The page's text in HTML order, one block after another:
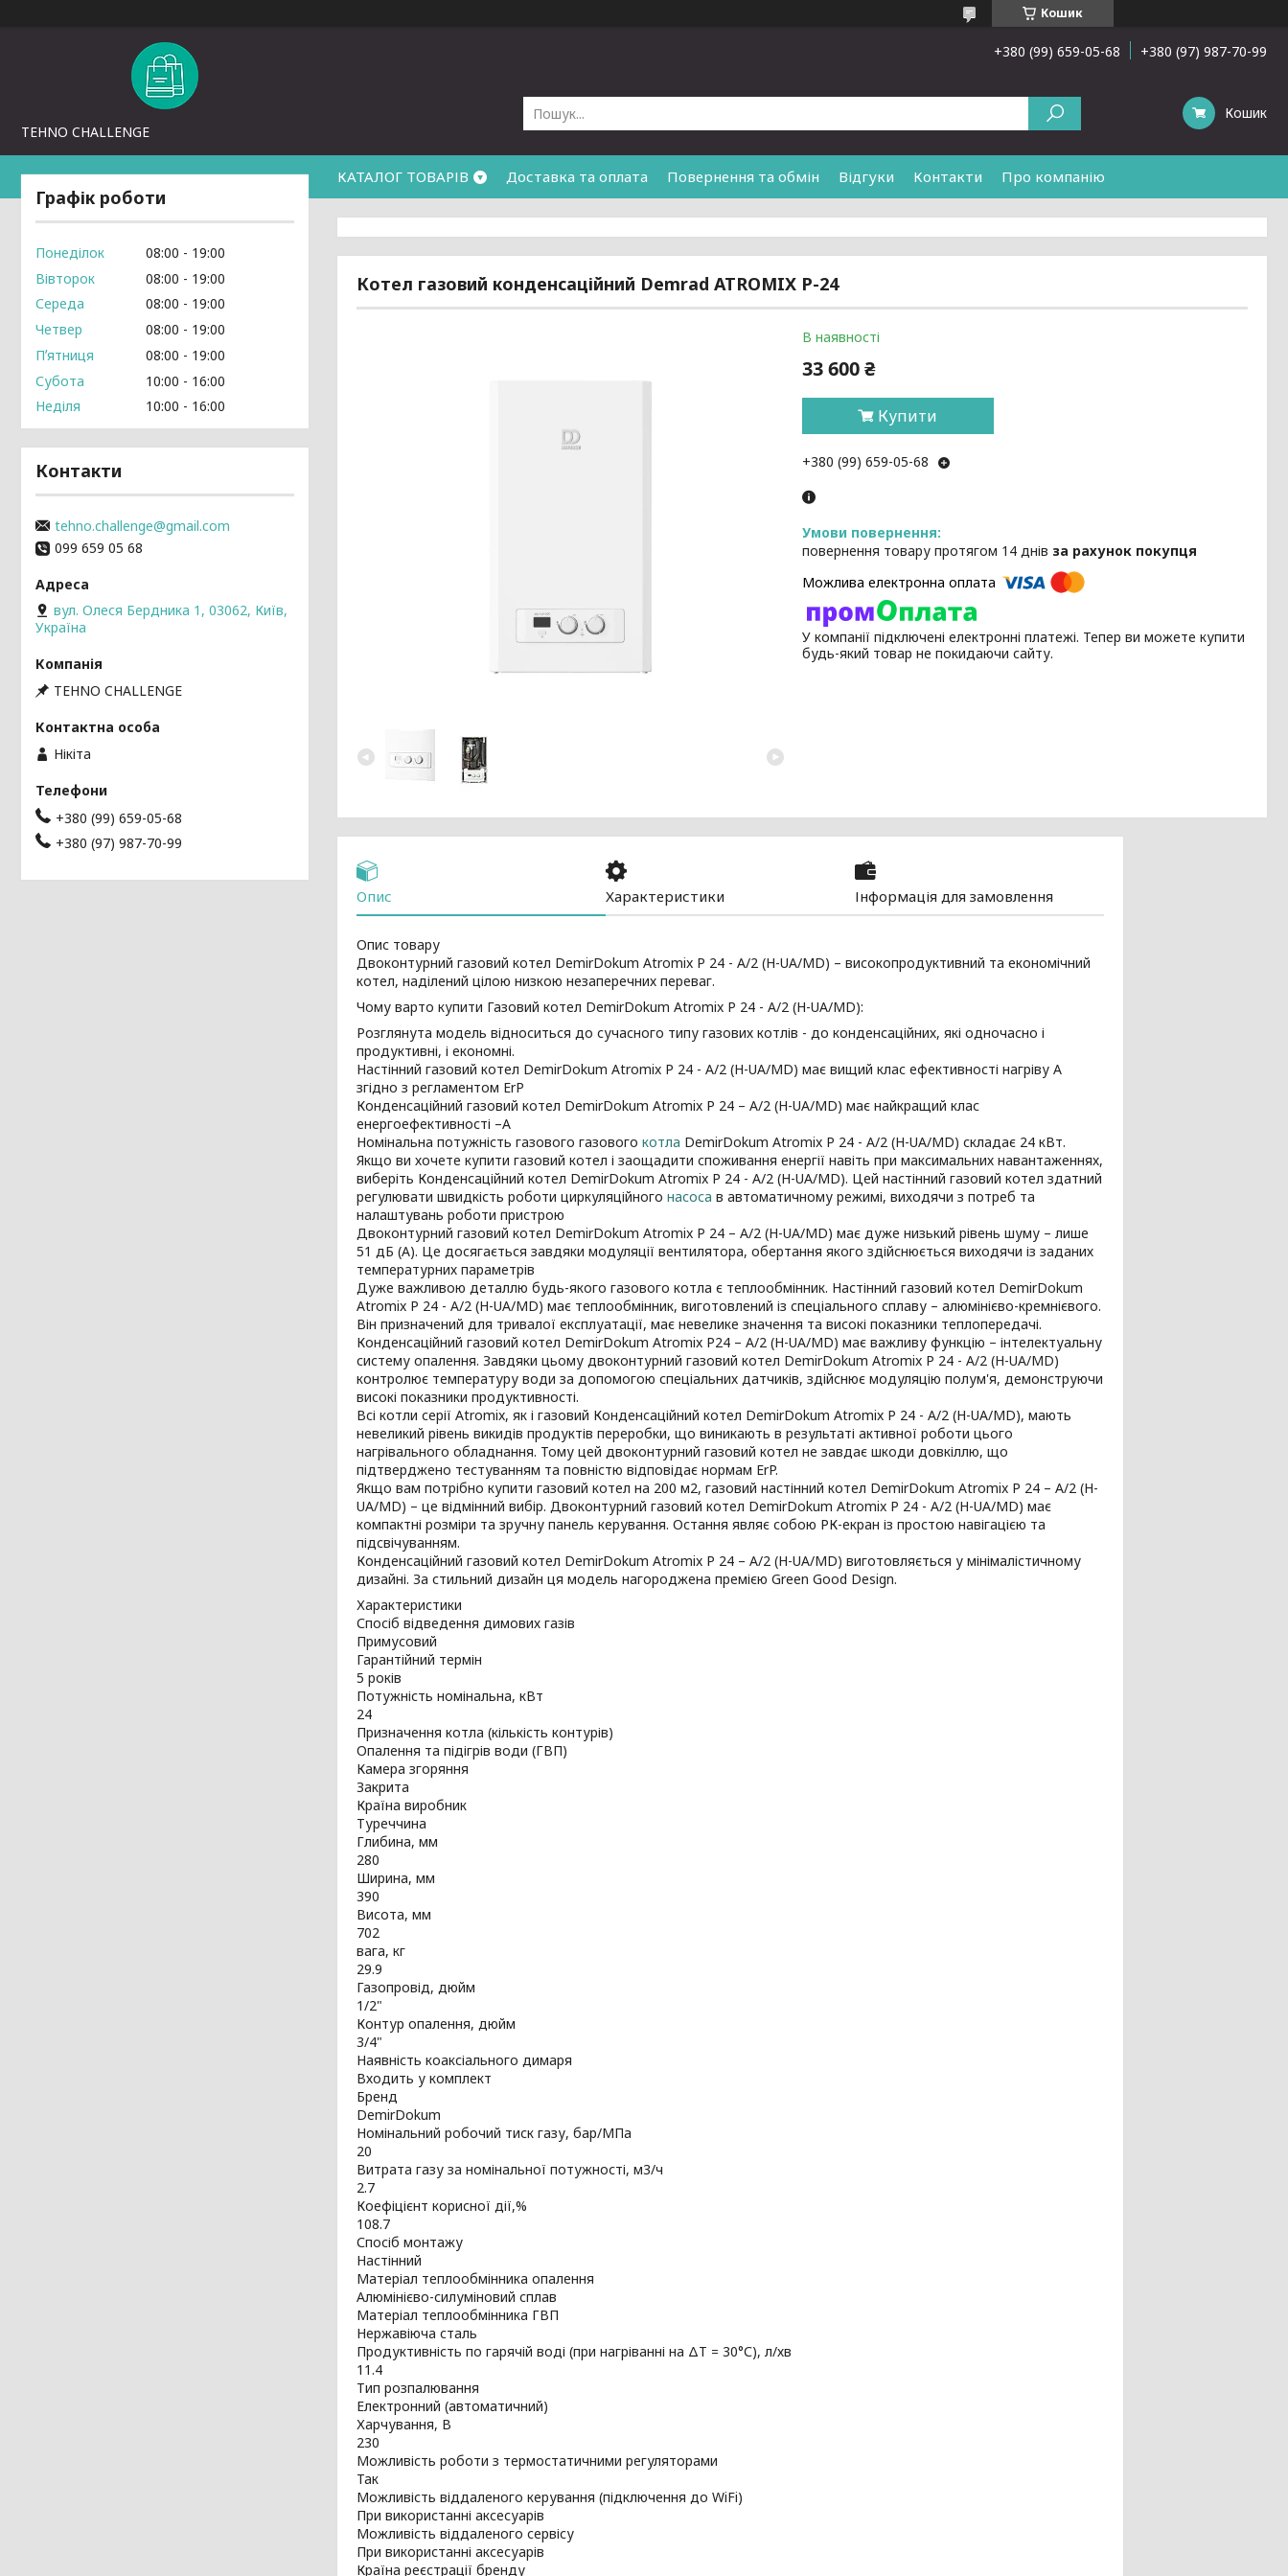
Кошик
TEHNO CHALLENGE
+380 (99) 659-05-68 +380 (97) 987-70-99
Кошик
КАТАЛОГ ТОВАРІВ Доставка та оплата Повернення та обмін Відгуки Контакти Про компанію
Котел газовий конденсаційний Demrad ATROMIX P-24
В наявності
33 600 ₴
Купити
+380 (99) 659-05-68
повернення товару протягом 14 днів за рахунок покупця
У компанії підключені електронні платежі. Тепер ви можете купити
будь-який товар не покидаючи сайту.
Опис Характеристики Інформація для замовлення
Опис товару
Двоконтурний газовий котел DemirDokum Atromix P 24 - A/2 (H-UA/MD) – високопродуктивний та економічний
котел, наділений цілою низкою незаперечних переваг.
Чому варто купити Газовий котел DemirDokum Atromix P 24 - A/2 (H-UA/MD):
Розглянута модель відноситься до сучасного типу газових котлів - до конденсаційних, які одночасно і
продуктивні, і економні.
Настінний газовий котел DemirDokum Atromix P 24 - A/2 (H-UA/MD) має вищий клас ефективності нагріву А
згідно з регламентом ErP
Конденсаційний газовий котел DemirDokum Atromix P 24 – A/2 (H-UA/MD) має найкращий клас
енергоефективності –A
Номінальна потужність газового газового котла DemirDokum Atromix P 24 - A/2 (H-UA/MD) складає 24 кВт.
Якщо ви хочете купити газовий котел і заощадити споживання енергії навіть при максимальних навантаженнях,
виберіть Конденсаційний котел DemirDokum Atromix P 24 - A/2 (H-UA/MD). Цей настінний газовий котел здатний
регулювати швидкість роботи циркуляційного насоса в автоматичному режимі, виходячи з потреб та
налаштувань роботи пристрою
Двоконтурний газовий котел DemirDokum Atromix P 24 – A/2 (H-UA/MD) має дуже низький рівень шуму – лише
51 дБ (А). Це досягається завдяки модуляції вентилятора, обертання якого здійснюється виходячи із заданих
температурних параметрів
Дуже важливою деталлю будь-якого газового котла є теплообмінник. Настінний газовий котел DemirDokum
Atromix P 24 - A/2 (H-UA/MD) має теплообмінник, виготовлений із спеціального сплаву – алюмінієво-кремнієвого.
Він призначений для тривалої експлуатації, має невелике значення та високі показники теплопередачі.
Конденсаційний газовий котел DemirDokum Atromix P24 – A/2 (H-UA/MD) має важливу функцію – інтелектуальну
систему опалення. Завдяки цьому двоконтурний газовий котел DemirDokum Atromix P 24 - A/2 (H-UA/MD)
контролює температуру води за допомогою спеціальних датчиків, здійснює модуляцію полум'я, демонструючи
високі показники продуктивності.
Всі котли серії Atromix, як і газовий Конденсаційний котел DemirDokum Atromix P 24 - A/2 (H-UA/MD), мають
невеликий рівень викидів продуктів переробки, що виникають в результаті активної роботи цього
нагрівального обладнання. Тому цей двоконтурний газовий котел не завдає шкоди довкіллю, що
підтверджено тестуванням та повністю відповідає нормам ErP.
Якщо вам потрібно купити газовий котел на 200 м2, газовий настінний котел DemirDokum Atromix P 24 – A/2 (H-
UA/MD) – це відмінний вибір. Двоконтурний газовий котел DemirDokum Atromix P 24 - A/2 (H-UA/MD) має
компактні розміри та зручну панель керування. Остання являє собою РК-екран із простою навігацією та
підсвічуванням.
Конденсаційний газовий котел DemirDokum Atromix P 24 – A/2 (H-UA/MD) виготовляється у мінімалістичному
дизайні. За стильний дизайн ця модель нагороджена премією Green Good Design.
Характеристики
Спосіб відведення димових газів
Примусовий
Гарантійний термін
5 років
Потужність номінальна, кВт
24
Призначення котла (кількість контурів)
Опалення та підігрів води (ГВП)
Камера згоряння
Закрита
Країна виробник
Туреччина
Глибина, мм
280
Ширина, мм
390
Висота, мм
702
вага, кг
29.9
Газопровід, дюйм
1/2"
Контур опалення, дюйм
3/4"
Наявність коаксіального димаря
Входить у комплект
Бренд
DemirDokum
Номінальний робочий тиск газу, бар/МПа
20
Витрата газу за номінальної потужності, м3/ч
2.7
Коефіцієнт корисної дії,%
108.7
Спосіб монтажу
Настінний
Матеріал теплообмінника опалення
Алюмінієво-силуміновий сплав
Матеріал теплообмінника ГВП
Нержавіюча сталь
Продуктивність по гарячій воді (при нагріванні на ΔТ = 30°С), л/хв
11.4
Тип розпалювання
Електронний (автоматичний)
Харчування, В
230
Можливість роботи з термостатичними регуляторами
Так
Можливість віддаленого керування (підключення до WiFi)
При використанні аксесуарів
Можливість віддаленого сервісу
При використанні аксесуарів
Країна реєстрації бренду
Графік роботи
Понеділок 08:00
19:00
Вівторок
08:00
19:00
Середа
08:00
19:00
Четвер
08:00
19:00
Пʼятниця
08:00
19:00
Субота
10:00
16:00
Неділя
10:00 16:00
Контакти
tehno.challenge@gmail.com
099 659 05 68
вул. Олеся Бердника 1, 03062, Київ,
Україна
TEHNO CHALLENGE
Нікіта
+380 (99) 659-05-68
+380 (97) 987-70-99